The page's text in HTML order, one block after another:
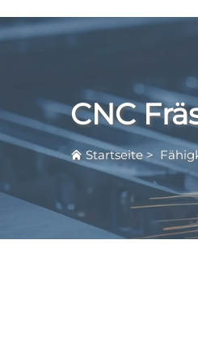
CNC
Startseite>